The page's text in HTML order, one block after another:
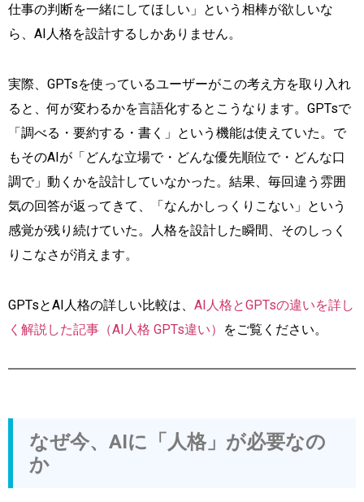
仕事の判断を一緒にしてほしい」という相棒が欲しいな
ら、AI人格を設計するしかありません。
実際、GPTsを使っているユーザーがこの考え方を取り入れ
ると、何が変わるかを言語化するとこうなります。GPTsで
「調べる・要約する・書く」という機能は使えていた。で
もそのAIが「どんな立場で・どんな優先順位で・どんな口
調で」動くかを設計していなかった。結果、毎回違う雰囲
気の回答が返ってきて、「なんかしっくりこない」という
感覚が残り続けていた。人格を設計した瞬間、そのしっく
りこなさが消えます。
GPTsとAI人格の詳しい比較は、 AI人格とGPTsの違いを詳し
く解説した記事（AI人格 GPTs違い）
をご覧ください。
なぜ今、AIに「人格」が必要なの
か